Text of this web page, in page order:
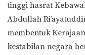
tinggi hasrat
Abdullah
membentuk
kestabilan negara